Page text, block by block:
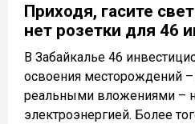
Приходя, гасите
нет розетки для 46
В Забайкалье 46
освоения месторождений
реальными вложениями –
электроэнергией. Более